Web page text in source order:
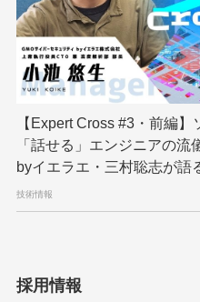
【Expert Cross #3・前編
「話せる」エンジニアの流
byイエラエ・三村聡志が語
くする」エキスパートの在
技術情報
採用情報